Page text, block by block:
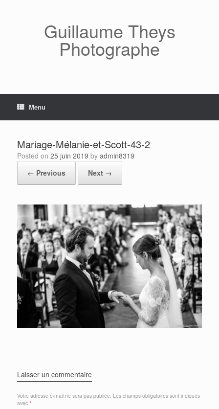
Guillaume Theys
Photographe
Menu
Mariage-Mélanie-et-Scott-43-2
Posted on 25 juin 2019 by admin8319
← Previous
Next →
Laisser un commentaire
Votre adresse e-mail ne sera pas publiée. Les champs obligatoires sont indiqués
avec *